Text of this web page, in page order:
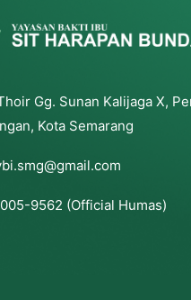
Gg. Sunan Kalijaga X,
Kota Semarang
9562 (Official Humas)